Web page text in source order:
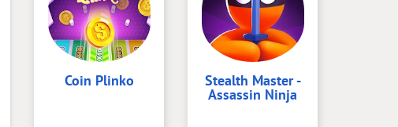
Coin Plinko Stealth Master -
Assassin Ninja